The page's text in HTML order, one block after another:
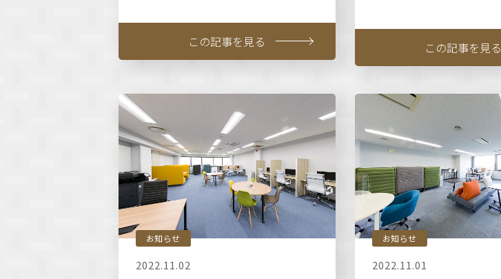
この記事を見る この記事を見る
お知らせ
2022.11.02
お知らせ
2022.11.01